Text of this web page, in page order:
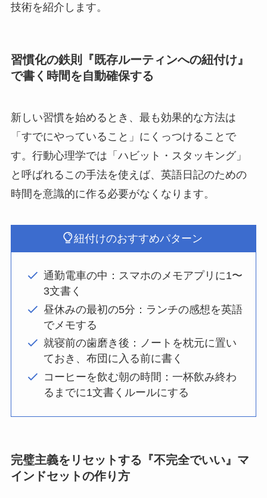
技術を紹介します。
習慣化の鉄則『既存ルーティンへの紐付け』
で書く時間を自動確保する
新しい習慣を始めるとき、最も効果的な方法は
「すでにやっていること」にくっつけることで
す。行動心理学では「ハビット・スタッキング」
と呼ばれるこの手法を使えば、英語日記のための
時間を意識的に作る必要がなくなります。
紐付けのおすすめパターン
通勤電車の中：スマホのメモアプリに1〜
3文書く
昼休みの最初の5分：ランチの感想を英語
でメモする
就寝前の歯磨き後：ノートを枕元に置い
ておき、布団に入る前に書く
コーヒーを飲む朝の時間：一杯飲み終わ
るまでに1文書くルールにする
完璧主義をリセットする『不完全でいい』マ
インドセットの作り方